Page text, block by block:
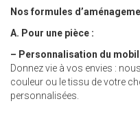
Nos formules
A. Pour une pièce :
– Personnalisation du
Donnez vie à vos envies :
couleur ou le tissu de votre
personnalisées.